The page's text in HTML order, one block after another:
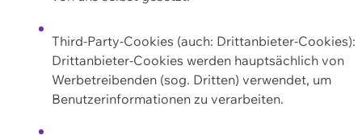
Third-Party-Cookies (auch: Drittanbieter-Cookies):
Drittanbieter-Cookies werden hauptsächlich von
Werbetreibenden (sog. Dritten) verwendet, um
Benutzerinformationen zu verarbeiten.